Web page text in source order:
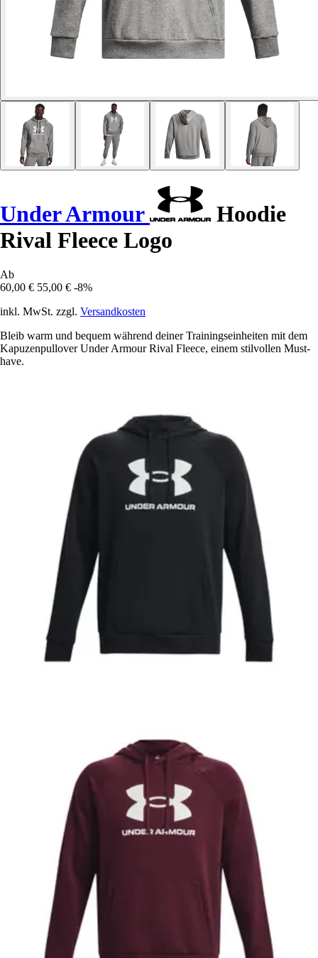
Under Armour
Hoodie
Rival Fleece Logo
Ab
60,00 € 55,00 € -8%
inkl. MwSt. zzgl. Versandkosten
Bleib warm und bequem während deiner Trainingseinheiten mit dem
Kapuzenpullover Under Armour Rival Fleece, einem stilvollen Must-
have.